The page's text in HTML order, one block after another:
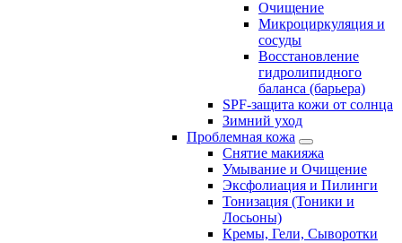
Очищение
Микроциркуляция и
сосуды
Восстановление
гидролипидного
баланса (барьера)
SPF-защита кожи от солнца
Зимний уход
Проблемная кожа
Снятие макияжа
Умывание и Очищение
Эксфолиация и Пилинги
Тонизация (Тоники и
Лосьоны)
Кремы, Гели, Сыворотки